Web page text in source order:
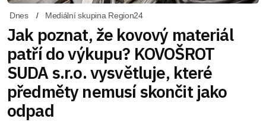
Dnes Mediální skupina Region24
Jak poznat, že kovový materiál
patří do výkupu? KOVOŠROT
SUDA s.r.o. vysvětluje, které
předměty nemusí skončit jako
odpad